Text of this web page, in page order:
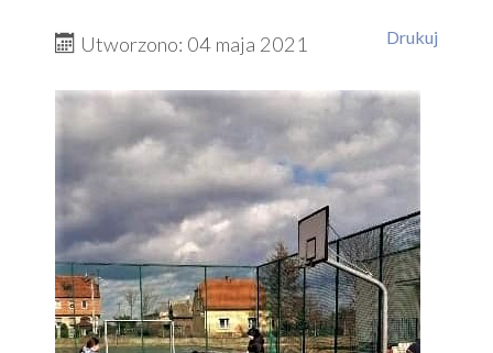
Drukuj
Utworzono: 04 maja 2021